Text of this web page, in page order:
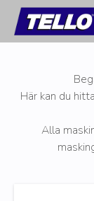
Här kan du
Alla